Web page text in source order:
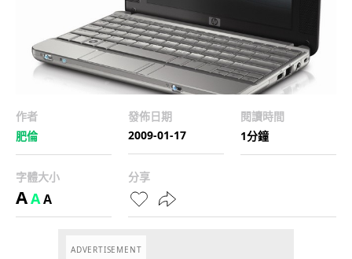
作者
肥倫
發佈日期
2009-01-17
閱讀時間
1分鐘
字體大小
AAA
分享
ADVERTISEMENT